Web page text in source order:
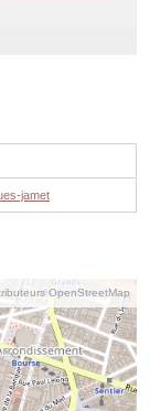
jamet
OpenStreetMap